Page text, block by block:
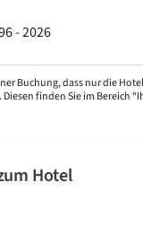
- 2026
Buchung, dass nur die
finden Sie im Bereich
Hotel